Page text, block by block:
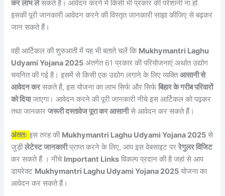
कर लाभ लेसकते हैं। आवेदन करने में किसी भी प्रकार की परेशानी ना हो
इसकी पूरी जानकारी आवेदन करने की विस्तृत जानकारी साझा कीजिए से बढ़कर
जान सकते हैं।
वही आर्टिकल की शुरुआती में यह भी बताते चलें कि Mukhymantri Laghu
Udyami Yojana 2025 अंतर्गत 61 प्रकार की परियोजनाएं अर्थात उद्योग
चयनित की गई है। इसमें से किसी एक उद्योग लगाने के लिए व्यक्तिआसानी से
आवेदन करसकते हैं, इस योजना का लाभ सिर्फ और सिर्फबिहार के गरीब परिवारों
को दियाजाएगा। आवेदन करने की पूरी जानकारी नीचे इस आर्टिकल को पढ़कर
तथा जानकारजरूरी दस्तावेज पूरा कर आसानीसे आवेदन कर सकते हैं।
अंततः इस तरह की Mukhymantri Laghu Udyami Yojana 2025 से
जुड़ीलेटेस्ट जानकारीप्राप्त करने के लिए, आप इस वेबसाइट पररेगुलर विजिट
कर सकते हैं । नीचे Important Links विकल्प प्रदान की है जहां से आप
डायरेक्ट Mukhymantri Laghu Udyami Yojana 2025 योजना का
आवेदन कर सकते हैं।